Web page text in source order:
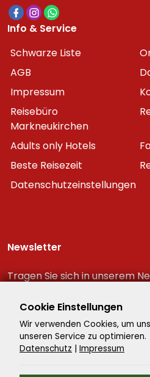
Info & Service
Schwarze Liste
AGB
Impressum
Reisebüro
Markneukirchen
Adults only Hotels
Beste Reisezeit
Datenschutzeinstellungen
Newsletter
Tragen Sie sich in unserem
Reiseschnäppchen!
Cookie Einstellungen
Wir verwenden Cookies, um
unseren Service zu optimieren.
Datenschutz | Impressum